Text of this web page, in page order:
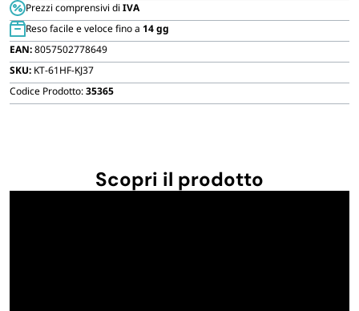
Prezzi comprensivi di IVA
Reso facile e veloce fino a 14 gg
EAN:8057502778649
SKU: KT-61HF-KJ37
Codice Prodotto:35365
Scopri il prodotto